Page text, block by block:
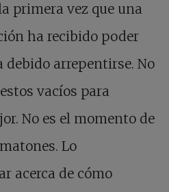
primera vez que una
ha recibido poder
arrepentirse. No
vacíos para
No es el momento de
Lo
acerca de cómo